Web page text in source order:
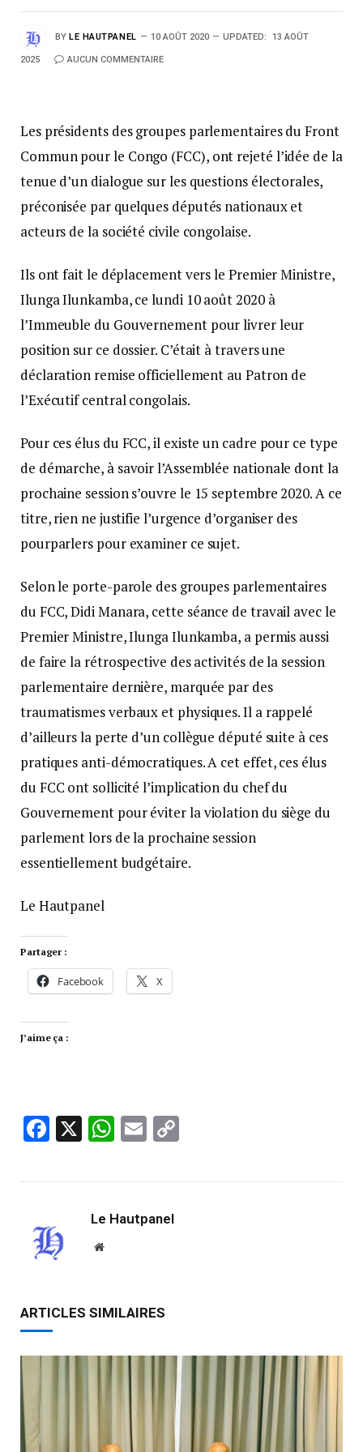
BY LE HAUTPANEL 10 AOÛT 2020 UPDATED: 13 AOÛT
2025 AUCUN COMMENTAIRE
Les présidents des groupes parlementaires du Front
Commun pour le Congo (FCC), ont rejeté l’idée de la
tenue d’un dialogue sur les questions électorales,
préconisée par quelques députés nationaux et
acteurs de la société civile congolaise.
Ils ont fait le déplacement vers le Premier Ministre,
Ilunga Ilunkamba, ce lundi 10 août 2020 à
l’Immeuble du Gouvernement pour livrer leur
position sur ce dossier. C’était à travers une
déclaration remise officiellement au Patron de
l’Exécutif central congolais.
Pour ces élus du FCC, il existe un cadre pour ce type
de démarche, à savoir l’Assemblée nationale dont la
prochaine session s’ouvre le 15 septembre 2020. A ce
titre, rien ne justifie l’urgence d’organiser des
pourparlers pour examiner ce sujet.
Selon le porte-parole des groupes parlementaires
du FCC, Didi Manara, cette séance de travail avec le
Premier Ministre, Ilunga Ilunkamba, a permis aussi
de faire la rétrospective des activités de la session
parlementaire dernière, marquée par des
traumatismes verbaux et physiques. Il a rappelé
d’ailleurs la perte d’un collègue député suite à ces
pratiques anti-démocratiques. A cet effet, ces élus
du FCC ont sollicité l’implication du chef du
Gouvernement pour éviter la violation du siège du
parlement lors de la prochaine session
essentiellement budgétaire.
Le Hautpanel
Partager :
Facebook X
J’aime ça :
Facebook
X WhatsApp
Email
Le Hautpanel
Website
ARTICLES SIMILAIRES